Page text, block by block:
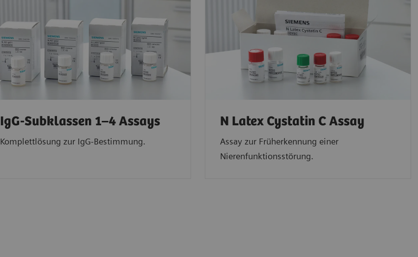
IgG-Subklassen 1–4 Assays
Komplettlösung zur IgG-Bestimmung.
N Latex Cystatin C Assay
Assay zur Früherkennung einer
Nierenfunktionsstörung.